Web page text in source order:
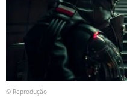
© Reprodução